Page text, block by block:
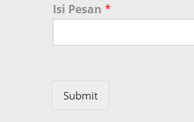
Isi Pesan *
Submit